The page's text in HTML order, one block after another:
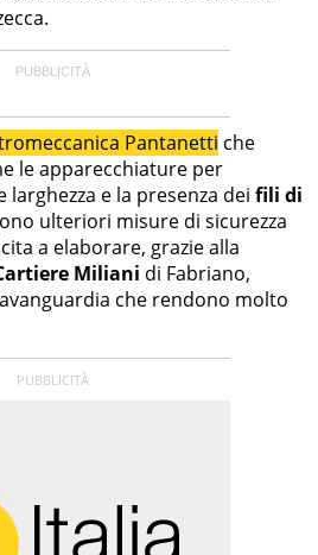
Pantanetti che
le apparecchiature per
e la presenza dei fili di
ulteriori misure di sicurezza
a elaborare, grazie alla
Miliani di Fabriano,
che rendono molto